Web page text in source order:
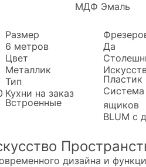
МДФ Эмаль
Размер
6 метров
Цвет
Металлик
Тип
Кухни на заказ
Встроенные
Да
ящиков
BLUM с
дизайна и